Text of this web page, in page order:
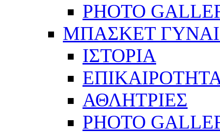
PHOTO
ΜΠΑΣΚΕΤ
ΙΣΤΟΡΙΑ
ΑΘΛΗΤΡΙΕΣ
PHOTO